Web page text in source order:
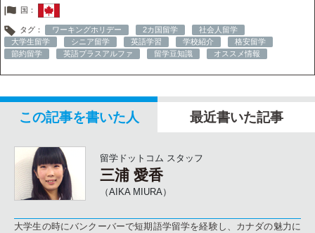
国：
タグ： ワーキングホリデー 2カ国留学
社会人留学
大学生留学
シニア留学 英語学習 学校紹介
格安留学
節約留学
英語プラスアルファ 留学豆知識 オススメ情報
この記事を書いた人 最近書いた記事
留学ドットコム スタッフ
三浦 愛香
（AIKA MIURA）
大学生の時にバンクーバーで短期語学留学を経験し、カナダの魅力に